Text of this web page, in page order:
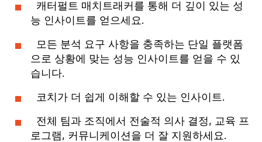
캐터펄트 매치트래커를 통해 더 깊이 있는 성
능 인사이트를 얻으세요.
모든 분석 요구 사항을 충족하는 단일 플랫폼
으로 상황에 맞는 성능 인사이트를 얻을 수 있
습니다.
코치가 더 쉽게 이해할 수 있는 인사이트.
전체 팀과 조직에서 전술적 의사 결정, 교육 프
로그램, 커뮤니케이션을 더 잘 지원하세요.